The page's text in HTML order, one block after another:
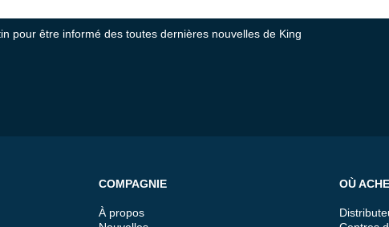
pour être informé des toutes dernières nouvelles de King
COMPAGNIE
À propos
OÙ